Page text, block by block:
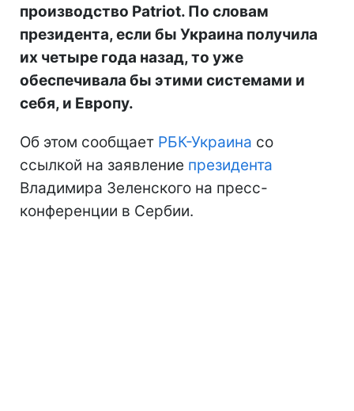
производство Patriot. По словам
президента, если бы Украина получила
их четыре года назад, то уже
обеспечивала бы этими системами и
себя, и Европу.
Об этом сообщает РБК-Украина со
ссылкой на заявление президента
Владимира Зеленского на пресс-
конференции в Сербии.